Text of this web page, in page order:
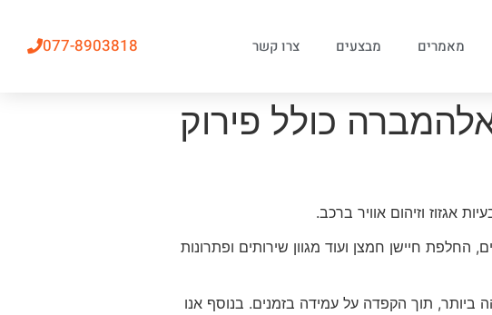
מאמרים מבצעים צרו קשר 077-8903818
כולל פירוק
וזיהום אוויר ברכב.
החלפת חיישן חמצן ועוד מגוון שירותים ופתרונות
תוך הקפדה על עמידה בזמנים. בנוסף אנו